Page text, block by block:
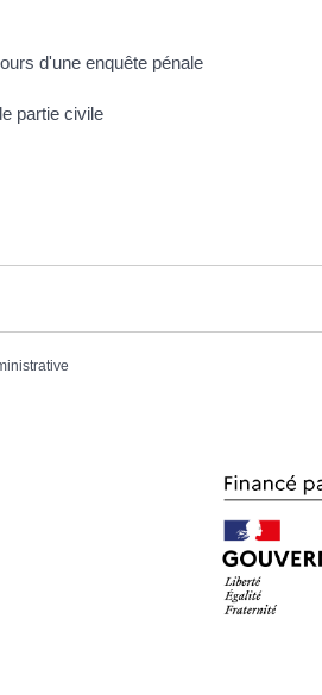
d'une enquête pénale
partie civile